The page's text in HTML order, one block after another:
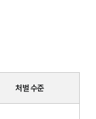
처벌 수준